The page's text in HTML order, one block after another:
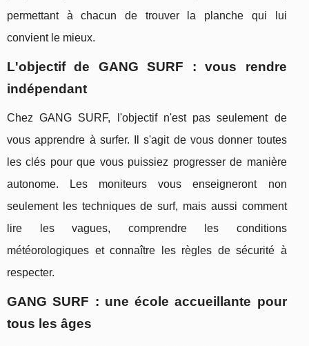
permettant à chacun de trouver la planche qui lui
convient le mieux.
L'objectif de GANG SURF : vous rendre
indépendant
Chez GANG SURF, l'objectif n'est pas seulement de
vous apprendre à surfer. Il s'agit de vous donner toutes
les clés pour que vous puissiez progresser de manière
autonome. Les moniteurs vous enseigneront non
seulement les techniques de surf, mais aussi comment
lire les vagues, comprendre les conditions
météorologiques et connaître les règles de sécurité à
respecter.
GANG SURF : une école accueillante pour
tous les âges